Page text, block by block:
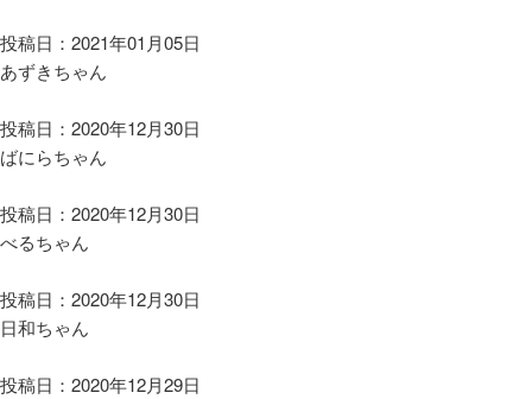
投稿日：2021年01月05日
あずきちゃん
投稿日：2020年12月30日
ばにらちゃん
投稿日：2020年12月30日
べるちゃん
投稿日：2020年12月30日
日和ちゃん
投稿日：2020年12月29日